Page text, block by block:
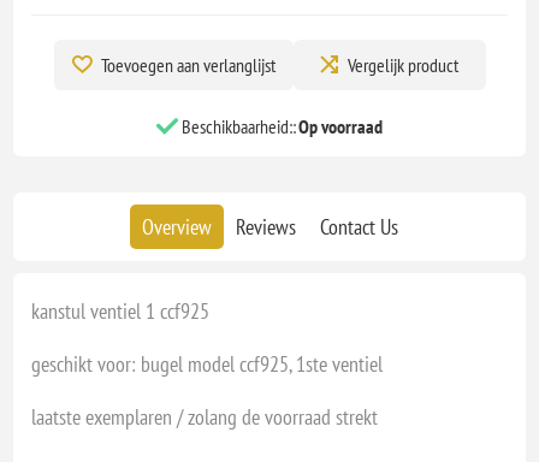
Toevoegen aan verlanglijst Vergelijk product
Beschikbaarheid::Op voorraad
Overview Reviews Contact Us
kanstul ventiel 1 ccf925
geschikt voor: bugel model ccf925, 1ste ventiel
laatste exemplaren / zolang de voorraad strekt